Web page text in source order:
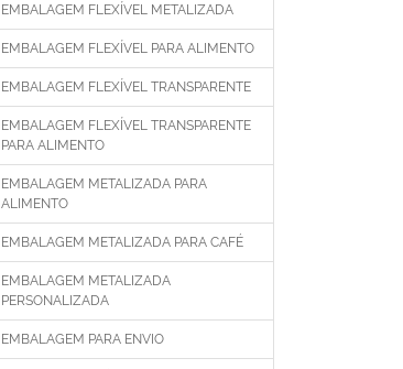
EMBALAGEM FLEXÍVEL METALIZADA
EMBALAGEM FLEXÍVEL PARA ALIMENTO
EMBALAGEM FLEXÍVEL TRANSPARENTE
EMBALAGEM FLEXÍVEL TRANSPARENTE
PARA ALIMENTO
EMBALAGEM METALIZADA PARA
ALIMENTO
EMBALAGEM METALIZADA PARA CAFÉ
EMBALAGEM METALIZADA
PERSONALIZADA
EMBALAGEM PARA ENVIO